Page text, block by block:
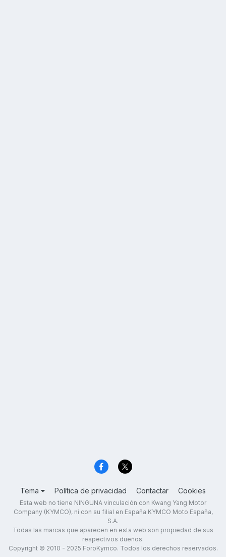
Tema Política de privacidad Contactar Cookies
Esta web no tiene NINGUNA vinculación con Kwang Yang Motor
Company (KYMCO), ni con su filial en España KYMCO Moto España,
S.A.
Todas las marcas que aparecen en esta web son propiedad de sus
respectivos dueños.
Copyright © 2010 - 2025 ForoKymco. Todos los derechos reservados.